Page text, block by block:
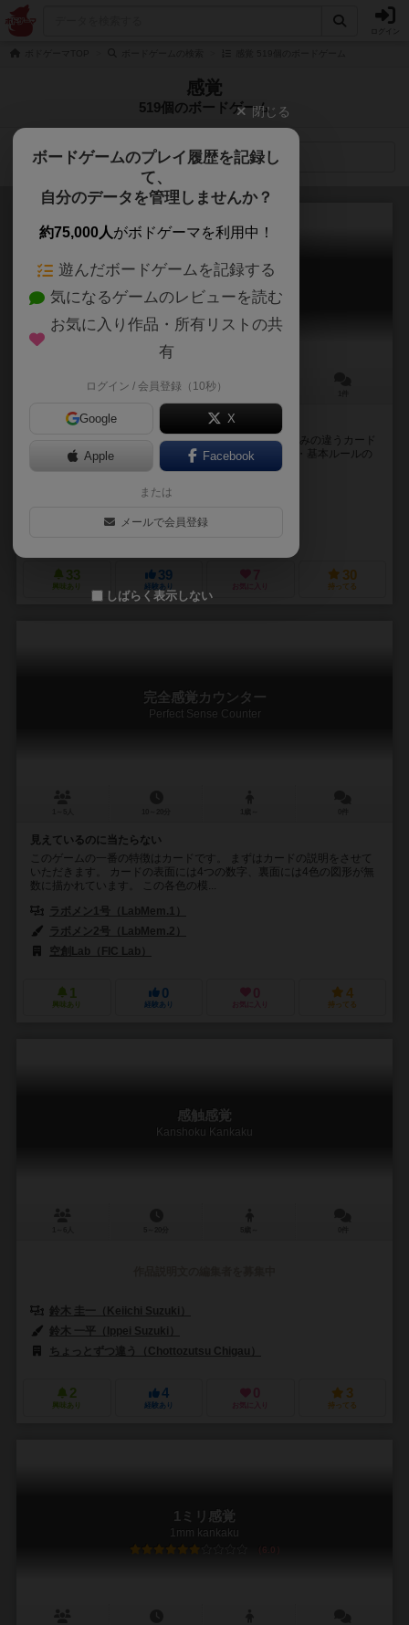
感覚
519個のボードゲーム
検索メニュー
指感覚
Yubi kankaku
2～8分
厚みがヒントのゲーム色々
アークライト・ゲーム賞2021 佳作受賞 ・９段階の厚みの違うカード
を裏から指でカードの数字を予想して当てるゲーム。 ・基本ルールの
他、厚みをヒントにした協力ゲーム、...
鈴木 圭一（Keiichi Suzuki）
33
興味あり
39
経験あり お気に入り
30
持ってる
完全感覚カウンター
Perfect Sense Counter
見えているのに当たらない
このゲームの一番の特徴はカードです。 まずはカードの説明をさせて
いただきます。 カードの表面には4つの数字、裏面には4色の図形が無
数に描かれています。 この各色の模...
ラボメン1号（LabMem.1）
ラボメン2号（LabMem.2）
空創Lab（FIC Lab）
1
興味あり
0
経験あり
0
お気に入り
4
持ってる
感触感覚
Kanshoku Kankaku
鈴木 圭一（Keiichi Suzuki）
鈴木 一平（Ippei Suzuki）
ちょっとずつ違う（Chottozutsu Chigau）
2
興味あり
4
経験あり
0
お気に入り
3
持ってる
1ミリ感覚
1mm kankaku
6.0
閉じる
ボードゲームのプレイ履歴を記録し
て、
自分のデータを管理しませんか？
約75,000人がボドゲーマを利用中！
遊んだボードゲームを記録する
気になるゲームのレビューを読む
お気に入り作品・所有リストの共
有
ログイン / 会員登録（10秒）
Google X
Apple Facebook
または
メールで会員登録
しばらく表示しない